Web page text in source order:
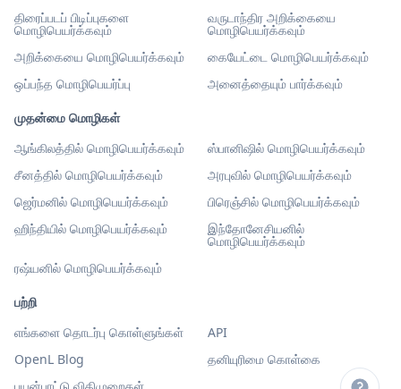
திரைப்படப் பிடிப்புகளை
மொழிபெயர்க்கவும்
வருடாந்திர அறிக்கையை
மொழிபெயர்க்கவும்
அறிக்கையை மொழிபெயர்க்கவும்
கையேட்டை மொழிபெயர்க்கவும்
ஒப்பந்த மொழிபெயர்ப்பு
அனைத்தையும் பார்க்கவும்
முதன்மை மொழிகள்
ஆங்கிலத்தில் மொழிபெயர்க்கவும்
ஸ்பானிஷில் மொழிபெயர்க்கவும்
சீனத்தில் மொழிபெயர்க்கவும்
அரபுவில் மொழிபெயர்க்கவும்
ஜெர்மனில் மொழிபெயர்க்கவும்
பிரெஞ்சில் மொழிபெயர்க்கவும்
ஹிந்தியில் மொழிபெயர்க்கவும்
இந்தோனேசியனில்
மொழிபெயர்க்கவும்
ரஷ்யனில் மொழிபெயர்க்கவும்
பற்றி
எங்களை தொடர்பு கொள்ளுங்கள்
API
OpenL Blog
தனியுரிமை கொள்கை